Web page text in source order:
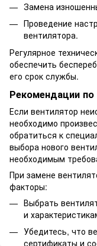
Замена
Проведение
вентилятора.
Регулярное
обеспечить
его срок службы.
Рекомендации по
Если вентилятор
необходимо
обратиться к
выбора нового
необходимым
При замене
факторы:
Выбрать
и
Убедитесь, что
сертификаты и